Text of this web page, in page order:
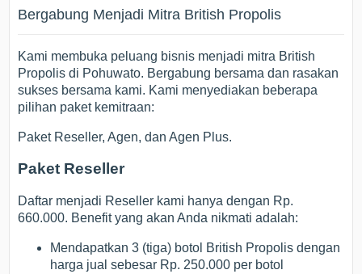
Bergabung Menjadi Mitra British Propolis
Kami membuka peluang bisnis menjadi mitra British
Propolis di Pohuwato. Bergabung bersama dan rasakan
sukses bersama kami. Kami menyediakan beberapa
pilihan paket kemitraan:
Paket Reseller, Agen, dan Agen Plus.
Paket Reseller
Daftar menjadi Reseller kami hanya dengan Rp.
660.000. Benefit yang akan Anda nikmati adalah:
Mendapatkan 3 (tiga) botol British Propolis dengan
harga jual sebesar Rp. 250.000 per botol